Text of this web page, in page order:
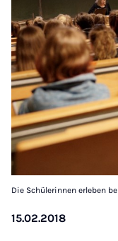
Die Schülerinnen erleben
15.02.2018